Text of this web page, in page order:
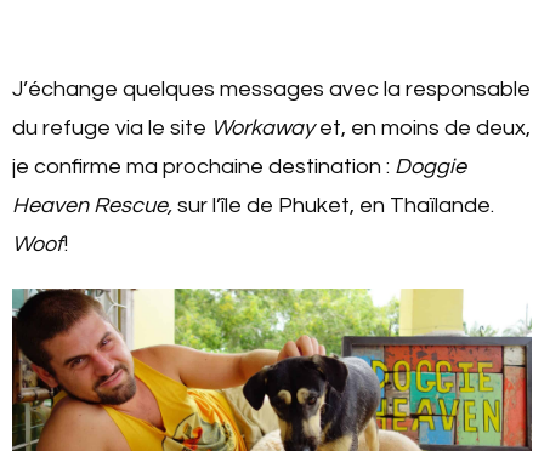
J’échange quelques messages avec la responsable
du refuge via le site Workawayet, en moins de deux,
je confirme ma prochaine destination : Doggie
Heaven Rescue, sur l’île de Phuket, en Thaïlande.
Woof!